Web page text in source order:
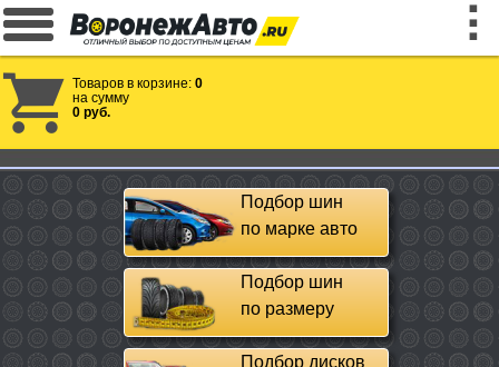
Товаров в корзине: 0
на сумму
0 руб.
Подбор шин
по марке авто
Подбор шин
по размеру
Подбор дисков